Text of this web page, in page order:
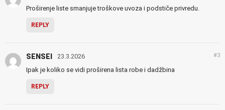
Proširenje liste smanjuje troškove uvoza i podstiče privredu.
REPLY
SENSEI 23.3.2026 #3
Ipak je koliko se vidi proširena lista robe i dadžbina
REPLY